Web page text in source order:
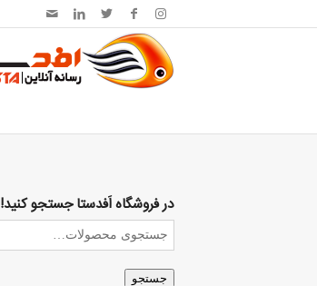
در فروشگاه اَفدستا جستجو کنید!
جستجو